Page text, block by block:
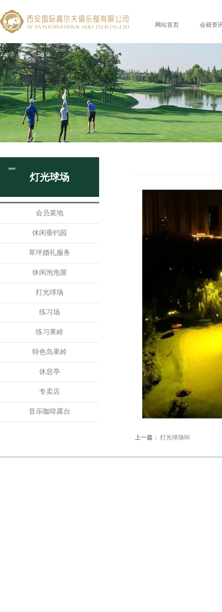
网站首页 会籍资
灯光球场
会员菜地
休闲垂钓园
草坪婚礼服务
休闲泡泡屋
灯光球场
练习场
练习果岭
特色岛果岭
休息亭
专卖店
音乐咖啡露台
上一篇： 灯光球场06